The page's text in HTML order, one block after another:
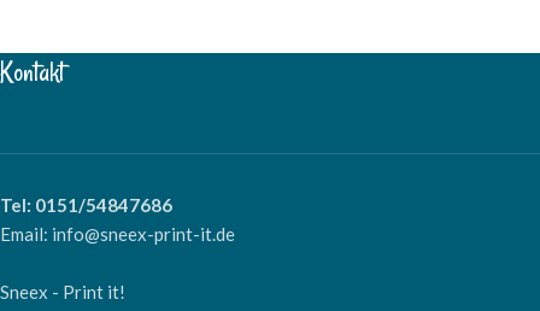
Kontakt
Tel: 0151/54847686
Email: info@sneex-print-it.de
Sneex - Print it!